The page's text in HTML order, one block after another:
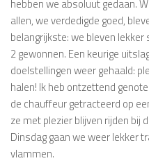
hebben we absoluut gedaan.
allen, we verdedigde goed,
belangrijkste: we bleven
2 gewonnen. Een keurige
doelstellingen weer gehaald:
halen! Ik heb ontzettend
de chauffeur getracteerd op
ze met plezier blijven rijden bij
Dinsdag gaan we weer lekker
vlammen.